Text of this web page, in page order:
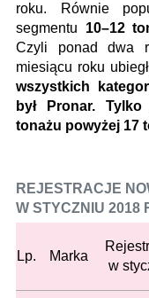
roku. Równie
segmentu 10–12
Czyli ponad dwa
miesiącu roku
wszystkich
był Pronar.
tonażu powyżej 17
REJESTRACJE
W STYCZNIU 2018
Lp. Marka
w